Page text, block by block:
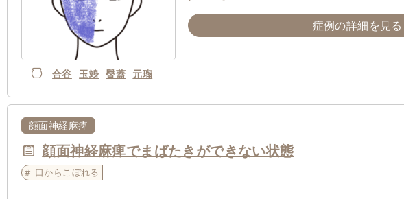
合谷 玉竧 臀蓋 元瑠
症例の詳細を見る
顔面神経麻痺
顔面神経麻痺でまばたきができない状態
口からこぼれる